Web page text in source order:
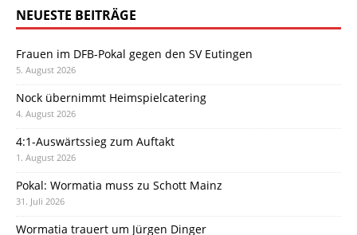
NEUESTE BEITRÄGE
Frauen im DFB-Pokal gegen den SV Eutingen
5. August 2026
Nock übernimmt Heimspielcatering
4. August 2026
4:1-Auswärtssieg zum Auftakt
1. August 2026
Pokal: Wormatia muss zu Schott Mainz
31. Juli 2026
Wormatia trauert um Jürgen Dinger